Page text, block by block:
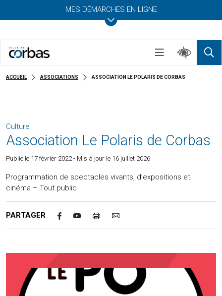
MES DÉMARCHES EN LIGNE
ACCUEIL ASSOCIATIONS ASSOCIATION LE POLARIS DE CORBAS
Culture
Association Le Polaris de Corbas
Publié le 17 février 2022- Mis à jour le 16 juillet 2026
Programmation de spectacles vivants, d’expositions et
cinéma – Tout public
PARTAGER